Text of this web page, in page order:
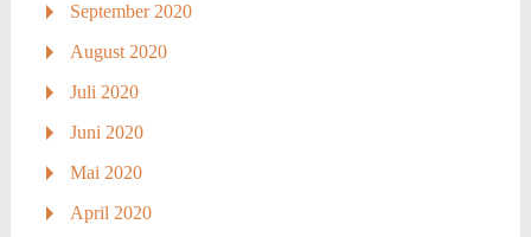
September 2020
August 2020
Juli 2020
Juni 2020
Mai 2020
April 2020